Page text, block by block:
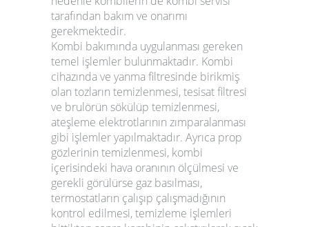
tarafından bakım ve onarımı
gerekmektedir.
Kombi bakımında uygulanması gereken
temel işlemler bulunmaktadır. Kombi
cihazında ve yanma filtresinde birikmiş
olan tozların temizlenmesi, tesisat filtresi
ve brulörün sökülüp temizlenmesi,
ateşleme elektrotlarının zımparalanması
gibi işlemler yapılmaktadır. Ayrıca prop
gözlerinin temizlenmesi, kombi
içerisindeki hava oranının ölçülmesi ve
gerekli görülürse gaz basılması,
termostatların çalışıp çalışmadığının
kontrol edilmesi, temizleme işlemleri